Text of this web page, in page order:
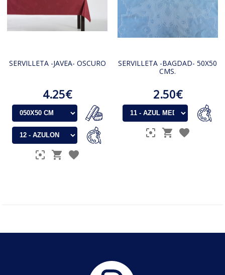
SERVILLETA -JAVEA- OSCURO
4.25€
SERVILLETA -BAGDAD- 50X50
CMS.
2.50€